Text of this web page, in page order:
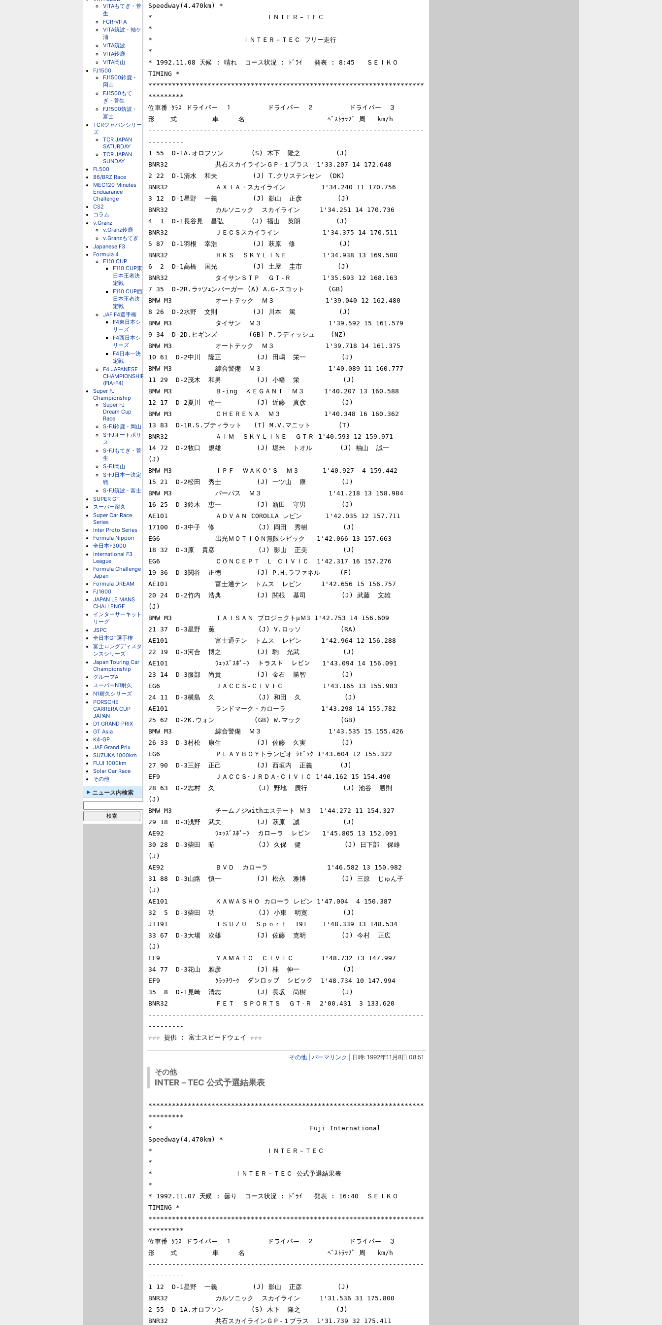
VITAもてぎ・菅
生
FCR-VITA
VITA筑波・袖ケ
浦
VITA筑波
VITA鈴鹿
VITA岡山
FJ1500
FJ1500鈴鹿・
岡山
FJ1500もて
ぎ・菅生
FJ1500筑波・
富士
TCRジャパンシリー
ズ
TCR JAPAN
SATURDAY
TCR JAPAN
SUNDAY
FL500
86/BRZ Race
MEC120 Minutes
Enduarance
Challenge
CS2
コラム
v.Granz
v.Granz鈴鹿
v.Granzもてぎ
Japanese F3
Formula 4
F110 CUP
F110 CUP東
日本王者決
定戦
F110 CUP西
日本王者決
定戦
JAF F4選手権
F4東日本シ
リーズ
F4西日本シ
リーズ
F4日本一決
定戦
F4 JAPANESE
CHAMPIONSHIP
(FIA-F4)
Super FJ
Championship
Super FJ
Dream Cup
Race
S-FJ鈴鹿・岡山
S-FJオートポリ
ス
S-FJもてぎ・菅
生
S-FJ岡山
S-FJ日本一決定
戦
S-FJ筑波・富士
SUPER GT
スーパー耐久
Super Car Race
Series
Inter Proto Series
Formula Nippon
全日本F3000
International F3
League
Formula Challenge
Japan
Formula DREAM
FJ1600
JAPAN LE MANS
CHALLENGE
インターサーキット
リーグ
JSPC
全日本GT選手権
富士ロングディスタ
ンスシリーズ
Japan Touring Car
Championship
グループA
スーパーN1耐久
N1耐久シリーズ
PORSCHE
CARRERA CUP
JAPAN
D1 GRAND PRIX
GT Asia
K4-GP
JAF Grand Prix
SUZUKA 1000km
FUJI 1000km
Solar Car Race
その他
ニュース内検索
Speedway(4.470km) *
*                             ＩＮＴＥＲ－ＴＥＣ
*
*                       ＩＮＴＥＲ－ＴＥＣ フリー走行
*
* 1992.11.08 天候 : 晴れ  コース状況 : ﾄﾞﾗｲ   発表 : 8:45   ＳＥＩＫＯ
TIMING *
**********************************************************************
*********
位車番 ｸﾗｽ ドライバー  １         ドライバー  ２         ドライバー  ３
形    式         車     名                     ﾍﾞｽﾄﾗｯﾌﾟ 周   km/h
----------------------------------------------------------------------
---------
1 55  D-1A.オロフソン       (S) 木下  隆之         (J)
BNR32            共石スカイラインＧＰ-１プラス  1'33.207 14 172.648
2 22  D-1清水  和夫         (J) T.クリステンセン  (DK)
BNR32            ＡＸＩＡ・スカイライン         1'34.240 11 170.756
3 12  D-1星野  一義         (J) 影山  正彦         (J)
BNR32            カルソニック  スカイライン     1'34.251 14 170.736
4  1  D-1長谷見  昌弘       (J) 福山  英朗         (J)
BNR32            ＪＥＣＳスカイライン           1'34.375 14 170.511
5 87  D-1羽根  幸浩         (J) 萩原  修           (J)
BNR32            ＨＫＳ  ＳＫＹＬＩＮＥ         1'34.938 13 169.500
6  2  D-1高橋  国光         (J) 土屋  圭市         (J)
BNR32            タイサンＳＴＰ  ＧＴ-Ｒ        1'35.693 12 168.163
7 35  D-2R.ラｯツｪンバーガー (A) A.G-スコット      (GB)
BMW M3           オートテック  Ｍ３             1'39.040 12 162.480
8 26  D-2水野  文則         (J) 川本  篤           (J)
BMW M3           タイサン  Ｍ３                 1'39.592 15 161.579
9 34  D-2D.ヒギンズ        (GB) P.ラディッシュ    (NZ)
BMW M3           オートテック  Ｍ３             1'39.718 14 161.375
10 61  D-2中川  隆正         (J) 田嶋  栄一         (J)
BMW M3           綜合警備  Ｍ３                 1'40.089 11 160.777
11 29  D-2茂木  和男         (J) 小幡  栄           (J)
BMW M3           Ｂ-ing  ＫＥＧＡＮＩ  Ｍ３     1'40.207 13 160.588
12 17  D-2夏川  竜一         (J) 近藤  真彦         (J)
BMW M3           ＣＨＥＲＥＮＡ  Ｍ３           1'40.348 16 160.362
13 83  D-1R.S.プティラット   (T) M.V.マニット       (T)
BNR32            ＡＩＭ  ＳＫＹＬＩＮＥ  ＧＴＲ 1'40.593 12 159.971
14 72  D-2牧口  規雄         (J) 堀米  トオル       (J) 袖山  誠一
(J)
BMW M3           ＩＰＦ  ＷＡＫＯ'Ｓ  Ｍ３      1'40.927  4 159.442
15 21  D-2松田  秀士         (J) 一ツ山  康         (J)
BMW M3           パーパス  Ｍ３                 1'41.218 13 158.984
16 25  D-3鈴木  恵一         (J) 新田  守男         (J)
AE101            ＡＤＶＡＮ COROLLA レビン      1'42.035 12 157.711
17100  D-3中子  修           (J) 岡田  秀樹         (J)
EG6              出光ＭＯＴＩＯＮ無限シビック   1'42.066 13 157.663
18 32  D-3原  貴彦           (J) 影山  正美         (J)
EG6              ＣＯＮＣＥＰＴ　Ｌ ＣＩＶＩＣ  1'42.317 16 157.276
19 36  D-3関谷  正徳         (J) P.H.ラファネル     (F)
AE101            富士通テン  トムス  レビン     1'42.656 15 156.757
20 24  D-2竹内  浩典         (J) 関根  基司         (J) 武藤  文雄
(J)
BMW M3           ＴＡＩＳＡＮ プロジェクトμＭ3 1'42.753 14 156.609
21 37  D-3星野  薫           (J) V.ロッソ          (RA)
AE101            富士通テン  トムス  レビン     1'42.964 12 156.288
22 19  D-3河合  博之         (J) 駒  光武           (J)
AE101            ｳｪｯｽﾞｽﾎﾟｰﾂ  トラスト  レビン   1'43.094 14 156.091
23 14  D-3服部  尚貴         (J) 金石  勝智         (J)
EG6              ＪＡＣＣＳ-ＣＩＶＩＣ          1'43.165 13 155.983
24 11  D-3横島  久           (J) 和田  久           (J)
AE101            ランドマーク・カローラ         1'43.298 14 155.782
25 62  D-2K.ウォン          (GB) W.マック          (GB)
BMW M3           綜合警備  Ｍ３                 1'43.535 15 155.426
26 33  D-3村松  康生         (J) 佐藤  久実         (J)
EG6              ＰＬＡＹＢＯＹトランピオ ｼﾋﾞｯｸ 1'43.604 12 155.322
27 90  D-3三好  正己         (J) 西垣内  正義       (J)
EF9              ＪＡＣＣＳ･ＪＲＤＡ･ＣＩＶＩＣ 1'44.162 15 154.490
28 63  D-2志村  久           (J) 野地  廣行         (J) 池谷  勝則
(J)
BMW M3           チームノジwithエステート Ｍ３  1'44.272 11 154.327
29 18  D-3浅野  武夫         (J) 萩原  誠           (J)
AE92             ｳｪｯｽﾞｽﾎﾟｰﾂ  カローラ  レビン   1'45.805 13 152.091
30 28  D-3柴田  昭           (J) 久保  健           (J) 日下部  保雄
(J)
AE92             ＢＶＤ  カローラ               1'46.582 13 150.982
31 88  D-3山路  慎一         (J) 松永  雅博         (J) 三原  じゅん子
(J)
AE101            ＫＡＷＡＳＨＯ カローラ レビン 1'47.004  4 150.387
32  5  D-3柴田  功           (J) 小東  明寛         (J)
JT191            ＩＳＵＺＵ  Ｓｐｏｒｔ  191    1'48.339 13 148.534
33 67  D-3大場  次雄         (J) 佐藤  克明         (J) 今村  正広
(J)
EF9              ＹＡＭＡＴＯ  ＣＩＶＩＣ       1'48.732 13 147.997
34 77  D-3花山  雅彦         (J) 桂  伸一           (J)
EF9              ｸﾗｯﾁﾜｰｸ  ダンロップ  シビック  1'48.734 10 147.994
35  8  D-1見崎  清志         (J) 長坂  尚樹         (J)
BNR32            ＦＥＴ  ＳＰＯＲＴＳ  ＧＴ-Ｒ  2'00.431  3 133.620
----------------------------------------------------------------------
---------
その他 パーマリンク | 日時: 1992年11月8日 08:51
その他
INTER－TEC 公式予選結果表
**********************************************************************
*********
*                                        Fuji International
Speedway(4.470km) *
*                             ＩＮＴＥＲ－ＴＥＣ
*
*                     ＩＮＴＥＲ－ＴＥＣ 公式予選結果表
*
* 1992.11.07 天候 : 曇り  コース状況 : ﾄﾞﾗｲ   発表 : 16:40  ＳＥＩＫＯ
TIMING *
**********************************************************************
*********
位車番 ｸﾗｽ ドライバー  １         ドライバー  ２         ドライバー  ３
形    式         車     名                     ﾍﾞｽﾄﾗｯﾌﾟ 周   km/h
----------------------------------------------------------------------
---------
1 12  D-1星野  一義         (J) 影山  正彦         (J)
BNR32            カルソニック  スカイライン     1'31.536 31 175.800
2 55  D-1A.オロフソン       (S) 木下  隆之         (J)
BNR32            共石スカイラインＧＰ-１プラス  1'31.739 32 175.411